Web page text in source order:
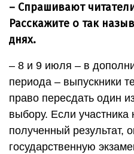
– Спрашивают
Расскажите о так
днях.
– 8 и 9 июля – в
периода – выпускники
право пересдать один
выбору. Если участника
полученный результат,
государственную